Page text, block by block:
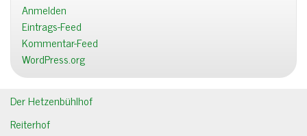
Anmelden
Eintrags-Feed
Kommentar-Feed
WordPress.org
Der Hetzenbühlhof
Reiterhof